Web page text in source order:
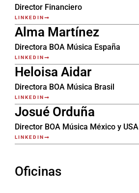
Director Financiero
LINKEDIN
Alma Martínez
Directora BOA Música España
LINKEDIN
Heloisa Aidar
Directora BOA Música Brasil
LINKEDIN
Josué Orduña
Director BOA Música México y USA
LINKEDIN
Oficinas